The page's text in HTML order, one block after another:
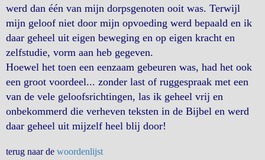
werd dan één van mijn dorpsgenoten ooit was. Terwijl
mijn geloof niet door mijn opvoeding werd bepaald en ik
daar geheel uit eigen beweging en op eigen kracht en
zelfstudie, vorm aan heb gegeven.
Hoewel het toen een eenzaam gebeuren was, had het ook
een groot voordeel... zonder last of ruggespraak met een
van de vele geloofsrichtingen, las ik geheel vrij en
onbekommerd die verheven teksten in de Bijbel en werd
daar geheel uit mijzelf heel blij door!
terug naar de woordenlijst